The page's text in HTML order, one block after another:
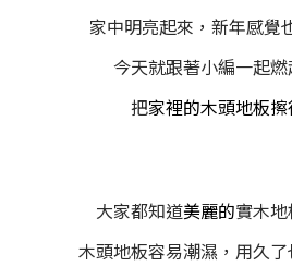
家中明亮起來，新年感覺
今天就跟著小編一起燃
把家裡的木頭地板
大家都知道美麗的實木
木頭地板容易潮濕，用久